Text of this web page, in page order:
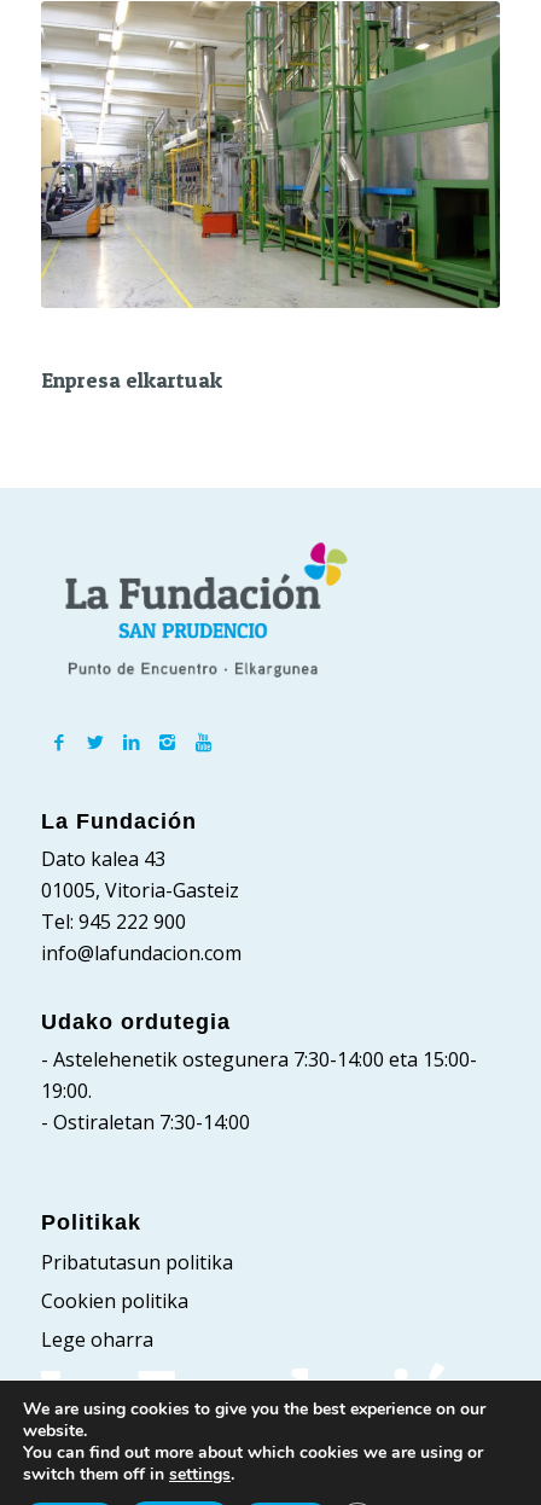
Enpresa elkartuak
La Fundación
Dato kalea 43
01005, Vitoria-Gasteiz
Tel: 945 222 900
info@lafundacion.com
Udako ordutegia
- Astelehenetik ostegunera 7:30-14:00 eta 15:00-
19:00.
- Ostiraletan 7:30-14:00
Politikak
Pribatutasun politika
Cookien politika
Lege oharra
© Fundación Laboral San Prudencio. Eskubide guztiak
We are using cookies to give you the best experience on our
website.
You can find out more about which cookies we are using or
switch them off in settings.